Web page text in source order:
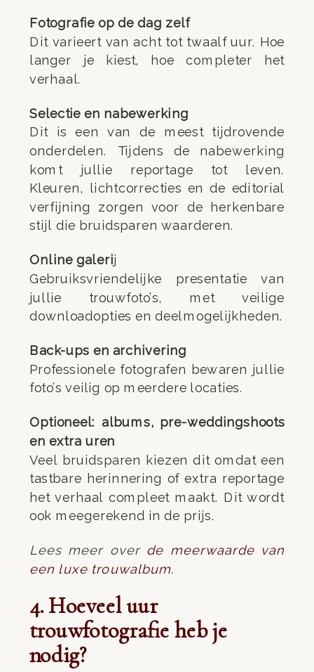
Fotografie op de dag zelf
Dit varieert van acht tot twaalf uur. Hoe
langer je kiest, hoe completer het
verhaal.
Selectie en nabewerking
Dit is een van de meest tijdrovende
onderdelen. Tijdens de nabewerking
komt jullie reportage tot leven.
Kleuren, lichtcorrecties en de editorial
verfijning zorgen voor de herkenbare
stijl die bruidsparen waarderen.
Online galerij
Gebruiksvriendelijke presentatie van
jullie trouwfoto’s, met veilige
downloadopties en deelmogelijkheden.
Back-ups en archivering
Professionele fotografen bewaren jullie
foto’s veilig op meerdere locaties.
Optioneel: albums, pre-weddingshoots
en extra uren
Veel bruidsparen kiezen dit omdat een
tastbare herinnering of extra reportage
het verhaal compleet maakt. Dit wordt
ook meegerekend in de prijs.
Lees meer over de meerwaarde van
een luxe trouwalbum.
4. Hoeveel uur
trouwfotografie heb je
nodig?